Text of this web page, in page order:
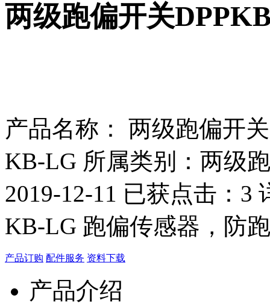
两级跑偏开关
产品名称： 两级跑偏开
KB-LG 所属类别：两级
2019-12-11 已获点击：3
KB-LG 跑偏传感器，防
产品订购 配件服务 资料下载
产品介绍